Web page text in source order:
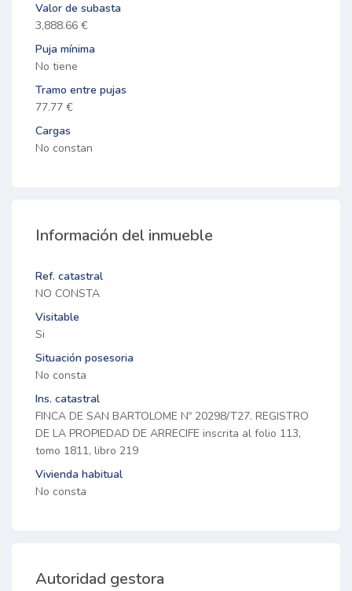
Valor de subasta
3,888.66 €
Puja mínima
No tiene
Tramo entre pujas
77.77 €
Cargas
No constan
Información del inmueble
Ref. catastral
NO CONSTA
Visitable
Si
Situación posesoria
No consta
Ins. catastral
FINCA DE SAN BARTOLOME Nº 20298/T27. REGISTRO
DE LA PROPIEDAD DE ARRECIFE inscrita al folio 113,
tomo 1811, libro 219
Vivienda habitual
No consta
Autoridad gestora